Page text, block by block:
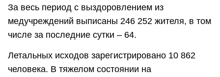
За весь период с выздоровлением из
медучреждений выписаны 246 252 жителя, в том
числе за последние сутки – 64.
Летальных исходов зарегистрировано 10 862
человека. В тяжелом состоянии на